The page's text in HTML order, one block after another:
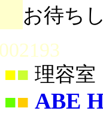
お待ち
■ 理容室
■■ ABE